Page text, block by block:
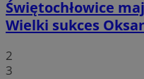
Świętochłowice
Wielki sukces
2
3